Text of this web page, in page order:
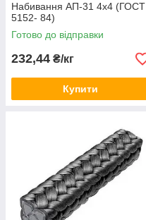
Набивання АП-31 4х4 (ГОСТ
5152- 84)
Готово до відправки
232,44 ₴/кг
Купити